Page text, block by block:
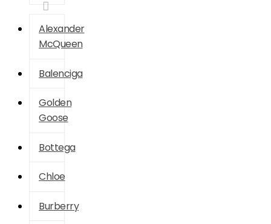
Alexander
McQueen
Balenciga
Golden
Goose
Bottega
Chloe
Burberry